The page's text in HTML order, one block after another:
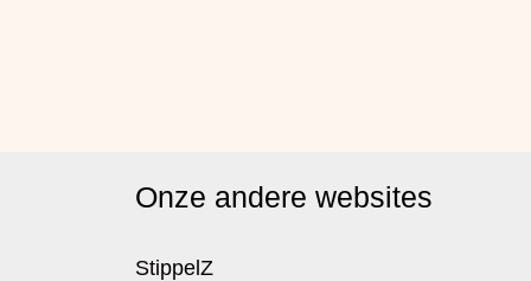
Onze andere websites
StippelZ